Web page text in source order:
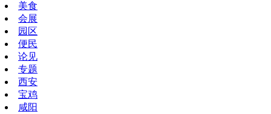
美食
会展
园区
便民
论见
专题
西安
宝鸡
咸阳